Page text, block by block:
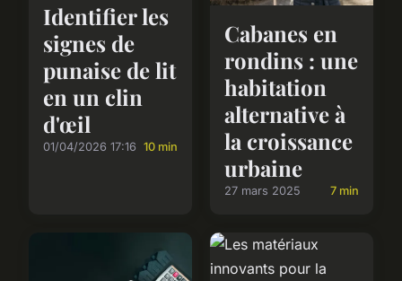
Identifier les
signes de
punaise de lit
en un clin
d'œil
01/04/2026 17:16 10 min
Cabanes en
rondins : une
habitation
alternative à
la croissance
urbaine
27 mars 2025 7 min